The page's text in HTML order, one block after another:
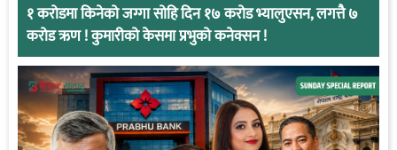
१ करोडमा किनेको जग्गा सोहि दिन १७ करोड भ्यालुएसन, लगत्तै ७
करोड ऋण ! कुमारीको केसमा प्रभुको कनेक्सन !